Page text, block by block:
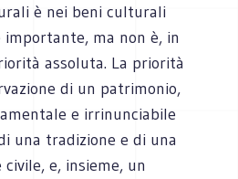
è nei beni culturali
importante, ma non è, in
assoluta. La priorità
di un patrimonio,
e irrinunciabile
una tradizione e di una
e, insieme, un